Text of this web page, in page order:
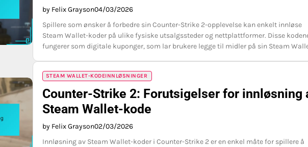
by Felix Grayson04/03/2026
Spillere som ønsker å forbedre sin Counter-Strike 2-opplevelse kan enkelt innløse
Steam Wallet-koder på ulike fysiske utsalgssteder og nettplattformer. Disse
fungerer som digitale kuponger, som lar brukere legge til midler på sin Steam
STEAM WALLET-KODEINNLØSNINGER
Counter-Strike 2: Forutsigelser for innløsning
Steam Wallet-kode
by Felix Grayson02/03/2026
Innløsning av Steam Wallet-koder i Counter-Strike 2 er en enkel måte for spillere å